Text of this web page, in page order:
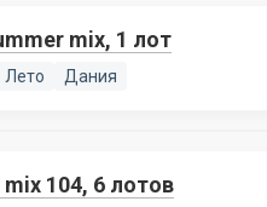
mix, 1 лот
Лето Дания
mix 104, 6 лотов